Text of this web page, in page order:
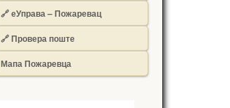
🔗 еУправа – Пожаревац
🔗 Провера поште
Мапа Пожаревца